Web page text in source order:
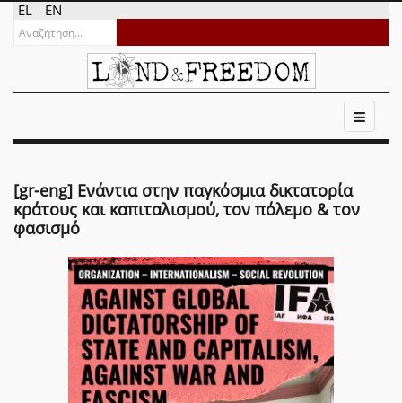
EL EN
[gr-eng] Ενάντια στην παγκόσμια δικτατορία
κράτους και καπιταλισμού, τον πόλεμο & τον
φασισμό